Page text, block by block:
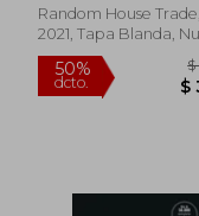
Game (Incerto)
Inglés)
Random House Trade,
2021, Tapa Blanda,